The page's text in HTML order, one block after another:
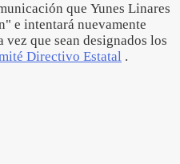
que Yunes Linares
e intentará nuevamente
que sean designados los
Directivo Estatal .